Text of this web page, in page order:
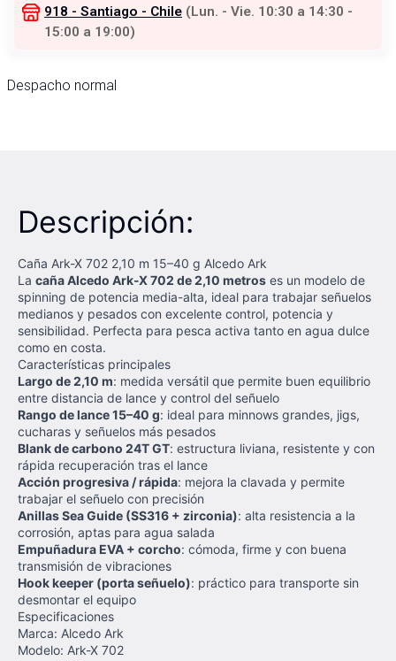
918 - Santiago - Chile (Lun. - Vie. 10:30 a 14:30 -
15:00 a 19:00)
Despacho normal
Descripción:
Caña Ark-X 702 2,10 m 15–40 g Alcedo Ark
La caña Alcedo Ark-X 702 de 2,10 metros es un modelo de
spinning de potencia media-alta, ideal para trabajar señuelos
medianos y pesados con excelente control, potencia y
sensibilidad. Perfecta para pesca activa tanto en agua dulce
como en costa.
Características principales
Largo de 2,10 m: medida versátil que permite buen equilibrio
entre distancia de lance y control del señuelo
Rango de lance 15–40 g: ideal para minnows grandes, jigs,
cucharas y señuelos más pesados
Blank de carbono 24T GT: estructura liviana, resistente y con
rápida recuperación tras el lance
Acción progresiva / rápida: mejora la clavada y permite
trabajar el señuelo con precisión
Anillas Sea Guide (SS316 + zirconia): alta resistencia a la
corrosión, aptas para agua salada
Empuñadura EVA + corcho: cómoda, firme y con buena
transmisión de vibraciones
Hook keeper (porta señuelo): práctico para transporte sin
desmontar el equipo
Especificaciones
Marca: Alcedo Ark
Modelo: Ark-X 702